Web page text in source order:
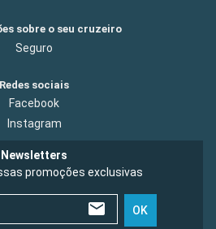
sobre o seu cruzeiro
Seguro
Redes sociais
Facebook
Instagram
Newsletters
promoções exclusivas
OK